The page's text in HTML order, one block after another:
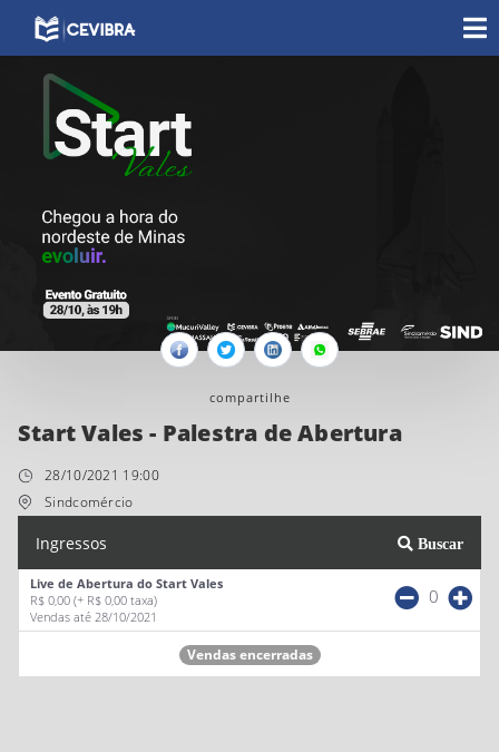
FacebookTwitterLinkedinWhatsapp
compartilhe
Start Vales - Palestra de Abertura
28/10/2021 19:00
Sindcomércio
Ingressos Buscar
Live de Abertura do Start Vales
R$ 0,00 (+ R$ 0,00 taxa)
Vendas até 28/10/2021
0
Vendas encerradas